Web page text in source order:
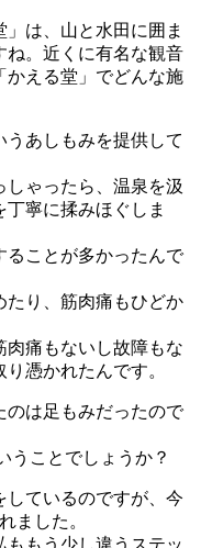
は、山と水田に囲ま
ね。近くに有名な観音
かえる堂」でどんな施
あしもみを提供して
しゃったら、温泉を汲
寧に揉みほぐしま
ることが多かったんで
たり、筋肉痛もひどか
肉痛もないし故障もな
憑かれたんです。
のは足もみだったので
うことでしょうか？
しているのですが、今
ました。
もう少し違うステッ